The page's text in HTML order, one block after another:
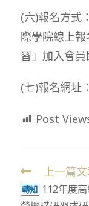
(六)報名方式
際學院線上
習」加入會員
(七)報名網
Post
Read
more
上一篇
轉知 112年度